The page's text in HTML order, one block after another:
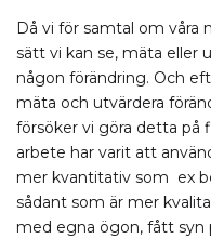
Då vi för samtal om våra
sätt vi kan se, mäta eller
någon förändring. Och
mäta och utvärdera
försöker vi göra detta på
arbete har varit att
mer kvantitativ som ex
sådant som är mer
med egna ögon, fått syn